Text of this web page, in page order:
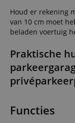
Houd er rekening
van 10 cm moet
beladen voertuig
Praktische
Functies